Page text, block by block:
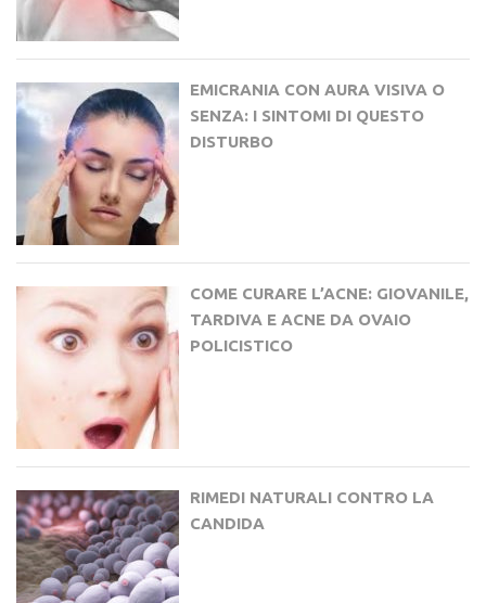
EMICRANIA CON AURA VISIVA O
SENZA: I SINTOMI DI QUESTO
DISTURBO
COME CURARE L’ACNE: GIOVANILE,
TARDIVA E ACNE DA OVAIO
POLICISTICO
RIMEDI NATURALI CONTRO LA
CANDIDA